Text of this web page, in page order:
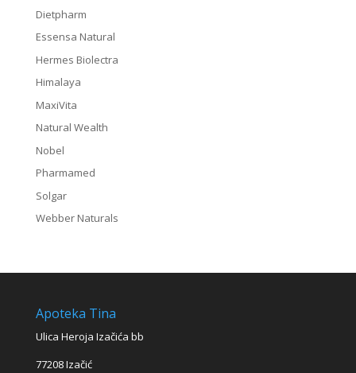
Dietpharm
Essensa Natural
Hermes Biolectra
Himalaya
MaxiVita
Natural Wealth
Nobel
Pharmamed
Solgar
Webber Naturals
Apoteka Tina
Ulica Heroja Izačića bb
77208 Izačić